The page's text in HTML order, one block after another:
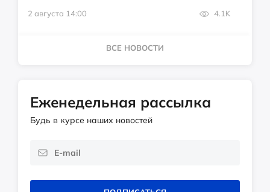
2 августа 14:00 4.1K
ВСЕ НОВОСТИ
Еженедельная рассылка
Будь в курсе наших новостей